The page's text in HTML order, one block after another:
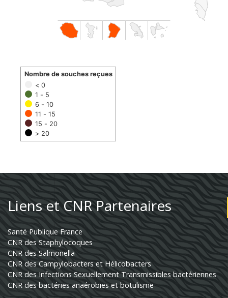
< 0
1 - 5
6 - 10
11 - 15
15 - 20
> 20
Nombre de souches reçues
Liens et CNR Partenaires
Santé Publique France
CNR des Staphylocoques
CNR des Salmonella
CNR des Campylobacters et Hélicobacters
CNR des Infections Sexuellement Transmissibles bactériennes
CNR des bactéries anaérobies et botulisme